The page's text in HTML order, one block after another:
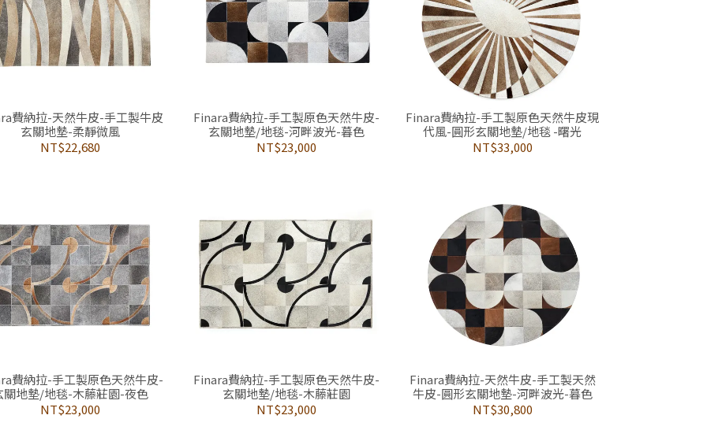
費納拉-天然牛皮-手工製牛皮
玄關地墊-柔靜微風
NT$22,680
Finara費納拉-手工製原色天然牛皮-
玄關地墊/地毯-河畔波光-暮色
NT$23,000
Finara費納拉-手工製原色天然牛皮現
代風-圓形玄關地墊/地毯 -曙光
NT$33,000
費納拉-手工製原色天然牛皮-
關地墊/地毯-木藤莊園-夜色
NT$23,000
Finara費納拉-手工製原色天然牛皮-
玄關地墊/地毯-木藤莊園
NT$23,000
Finara費納拉-天然牛皮-手工製天然
牛皮-圓形玄關地墊-河畔波光-暮色
NT$30,800